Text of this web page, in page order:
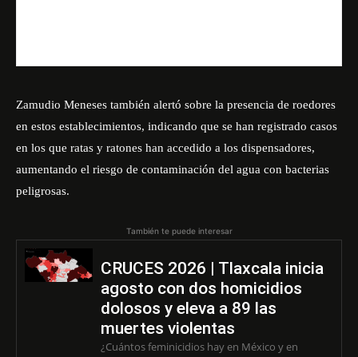
Zamudio Meneses también alertó sobre la presencia de roedores
en estos establecimientos, indicando que se han registrado casos
en los que ratas y ratones han accedido a los dispensadores,
aumentando el riesgo de contaminación del agua con bacterias
peligrosas.
También te puede interesar
CRUCES 2026 | Tlaxcala inicia
agosto con dos homicidios
dolosos y eleva a 89 las
muertes violentas
¿Cuántos feminicidios hay en México y en